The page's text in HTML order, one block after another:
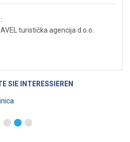
turistička agencija d.o.o.
SIE INTERESSIEREN